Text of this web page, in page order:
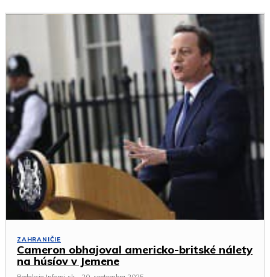
ZAHRANIČIE
Cameron obhajoval americko-britské nálety
na húsíov v Jemene